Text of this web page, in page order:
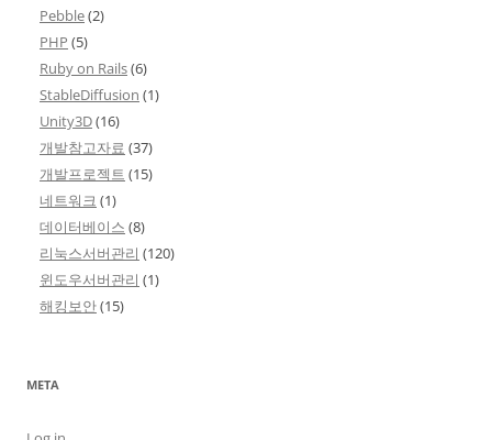
Pebble(2)
PHP (5)
Ruby on Rails(6)
StableDiffusion (1)
Unity3D(16)
개발참고자료 (37)
개발프로젝트 (15)
네트워크 (1)
데이터베이스 (8)
리눅스서버관리 (120)
윈도우서버관리 (1)
해킹보안(15)
META